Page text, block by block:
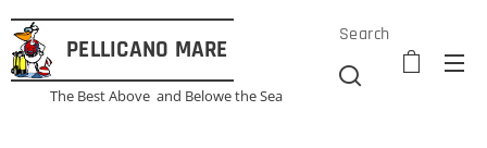
PELLICANO MARE
The Best Above and Belowe the Sea
Search